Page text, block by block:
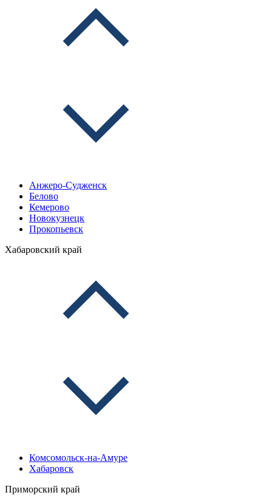
Анжеро-Судженск
Белово
Кемерово
Новокузнецк
Прокопьевск
Хабаровский край
Комсомольск-на-Амуре
Хабаровск
Приморский край